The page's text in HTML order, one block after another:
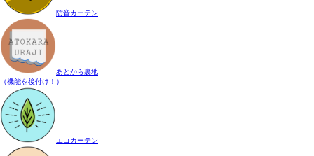
防音カーテン
あとから裏地
（機能を後付け！）
エコカーテン